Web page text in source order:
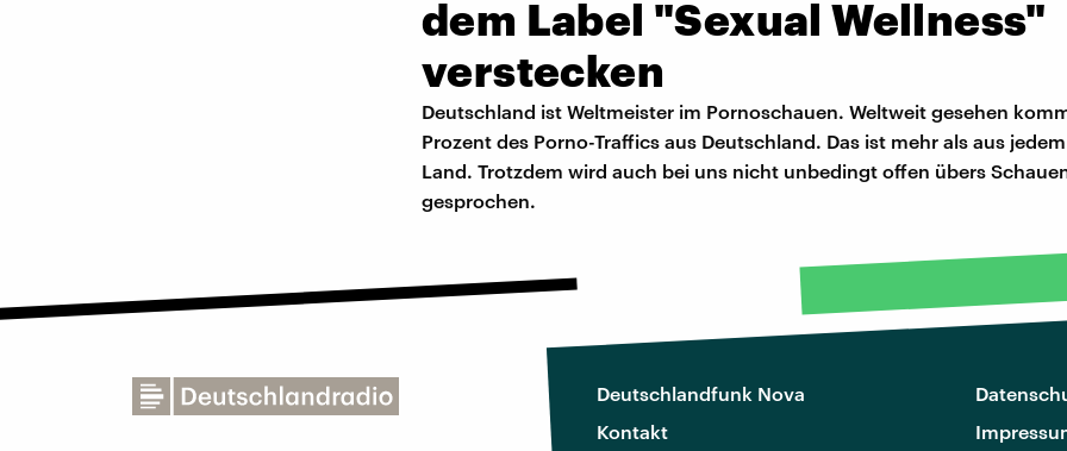
dem Label "Sexual Wellness"
verstecken
Deutschland ist Weltmeister im Pornoschauen. Weltweit gesehen
Prozent des Porno-Traffics aus Deutschland. Das ist mehr als aus
Land. Trotzdem wird auch bei uns nicht unbedingt offen übers
gesprochen.
Deutschlandfunk Nova
Kontakt